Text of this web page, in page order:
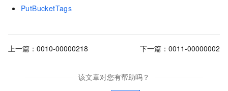
PutBucketTags
上一篇： 0010-00000218 下一篇： 0011-00000002
该文章对您有帮助吗？